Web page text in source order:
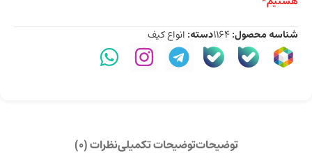
شناسه محصول:1164دسته: انواع کیف
توضیحاتتوضیحات تکمیلینظرات (0)